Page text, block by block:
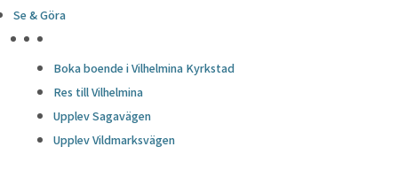
Se & Göra
Boka boende i Vilhelmina Kyrkstad
Res till Vilhelmina
Upplev Sagavägen
Upplev Vildmarksvägen